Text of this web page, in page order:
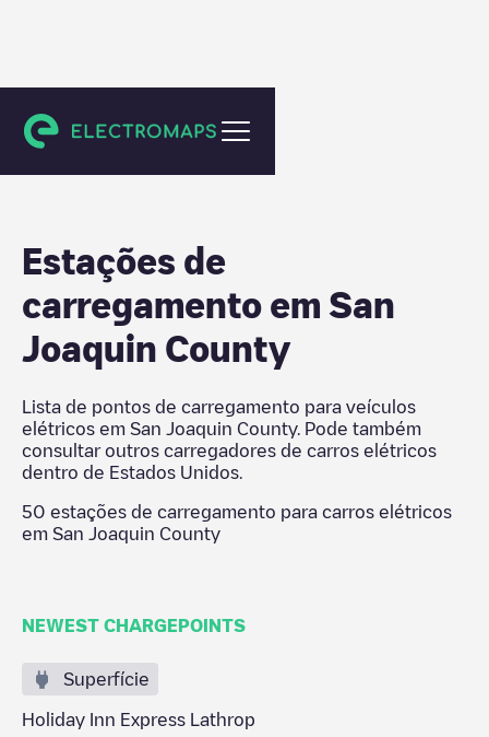
Estados Unidos
Estações de
carregamento em San
Joaquin County
Lista de pontos de carregamento para veículos
elétricos em San Joaquin County. Pode também
consultar outros carregadores de carros elétricos
dentro de Estados Unidos
50 estações de carregamento para carros elétricos
em San Joaquin County
NEWEST CHARGEPOINTS
Superfície
Holiday Inn Express Lathrop